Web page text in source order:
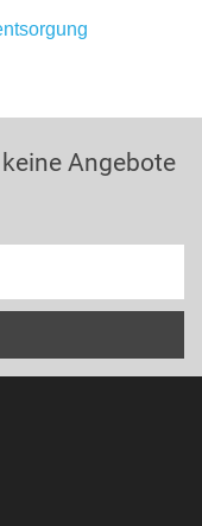
Angebote